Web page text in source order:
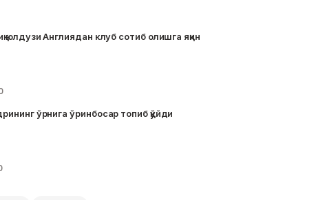
юлдузи Англиядан клуб сотиб олишга яқин
ўрнига ўринбосар топиб қўйди